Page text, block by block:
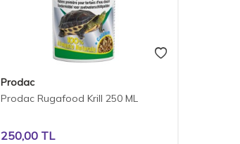
Prodac
Prodac Rugafood Krill 250 ML
250,00TL